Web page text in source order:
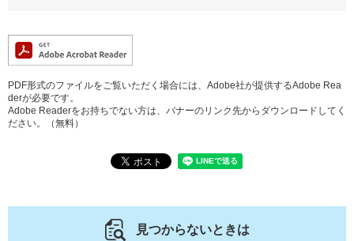
PDF形式のファイルをご覧いただく場合には、Adobe社が提供するAdobe Rea
derが必要です。
Adobe Readerをお持ちでない方は、バナーのリンク先からダウンロードしてく
ださい。（無料）
見つからないときは